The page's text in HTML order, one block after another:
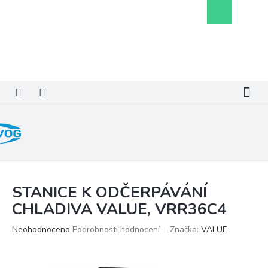
košík
STANICE K ODČERPÁVÁNÍ
CHLADIVA VALUE, VRR36C4
Průměrné
Neohodnoceno Podrobnosti hodnocení Značka: VALUE